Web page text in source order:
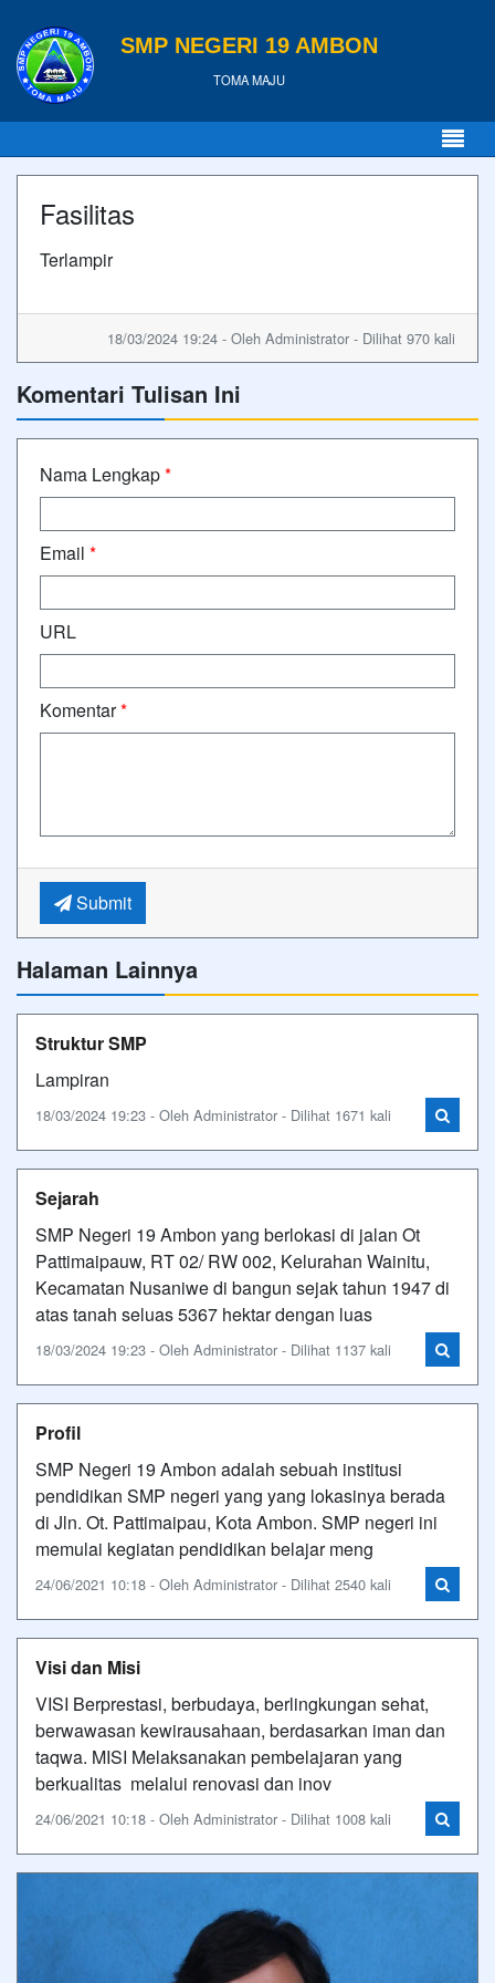
SMP NEGERI 19 AMBON
TOMA MAJU
Fasilitas
Terlampir
18/03/2024 19:24 - Oleh Administrator - Dilihat 970 kali
Komentari Tulisan Ini
Nama Lengkap*
Email *
URL
Komentar*
Submit
Halaman Lainnya
Struktur SMP
Lampiran
18/03/2024 19:23 - Oleh Administrator - Dilihat 1671 kali
Sejarah
SMP Negeri 19 Ambon yang berlokasi di jalan Ot
Pattimaipauw, RT 02/ RW 002, Kelurahan Wainitu,
Kecamatan Nusaniwe di bangun sejak tahun 1947 di
atas tanah seluas 5367 hektar dengan luas
18/03/2024 19:23 - Oleh Administrator - Dilihat 1137 kali
Profil
SMP Negeri 19 Ambon adalah sebuah institusi
pendidikan SMP negeri yang yang lokasinya berada
di Jln. Ot. Pattimaipau, Kota Ambon. SMP negeri ini
memulai kegiatan pendidikan belajar meng
24/06/2021 10:18 - Oleh Administrator - Dilihat 2540 kali
Visi dan Misi
VISI Berprestasi, berbudaya, berlingkungan sehat,
berwawasan kewirausahaan, berdasarkan iman dan
taqwa. MISI Melaksanakan pembelajaran yang
berkualitas melalui renovasi dan inov
24/06/2021 10:18 - Oleh Administrator - Dilihat 1008 kali